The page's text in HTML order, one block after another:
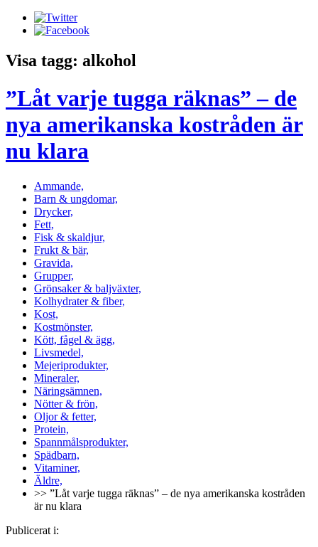
Visa tagg: alkohol
”Låt varje tugga räknas” – de
nya amerikanska kostråden är
nu klara
Ammande,
Barn & ungdomar,
Drycker,
Fett,
Fisk & skaldjur,
Frukt & bär,
Gravida,
Grupper,
Grönsaker & baljväxter,
Kolhydrater & fiber,
Kost,
Kostmönster,
Kött, fågel & ägg,
Livsmedel,
Mejeriprodukter,
Mineraler,
Näringsämnen,
Nötter & frön,
Oljor & fetter,
Protein,
Spannmålsprodukter,
Spädbarn,
Vitaminer,
Äldre,
>> ”Låt varje tugga räknas” – de nya amerikanska kostråden
är nu klara
Publicerat i: